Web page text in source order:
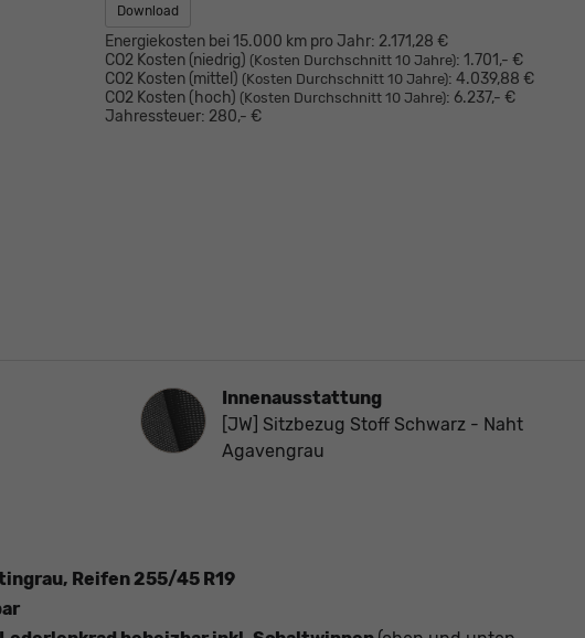
Download
Energiekosten bei 15.000 km pro Jahr: 2.171,28 €
CO2 Kosten (niedrig) (Kosten Durchschnitt 10 Jahre): 1.701,- €
CO2 Kosten (mittel) (Kosten Durchschnitt 10 Jahre): 4.039,88 €
CO2 Kosten (hoch) (Kosten Durchschnitt 10 Jahre): 6.237,- €
Jahressteuer: 280,- €
InnenausstattungInnenausstattung
[JW] Sitzbezug Stoff Schwarz - Naht
Agavengrau
Reifen 255/45 R19